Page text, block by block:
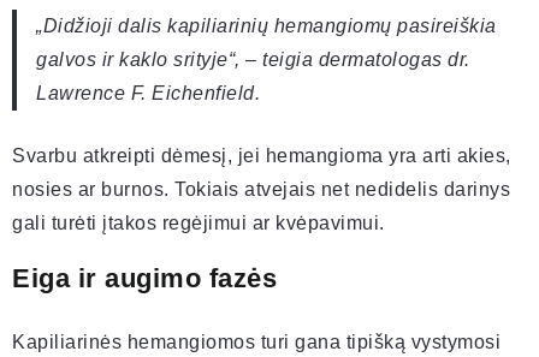
„Didžioji dalis kapiliarinių hemangiomų pasireiškia
galvos ir kaklo srityje“, – teigia dermatologas dr.
Lawrence F. Eichenfield.
Svarbu atkreipti dėmesį, jei hemangioma yra arti akies,
nosies ar burnos. Tokiais atvejais net nedidelis darinys
gali turėti įtakos regėjimui ar kvėpavimui.
Eiga ir augimo fazės
Kapiliarinės hemangiomos turi gana tipišką vystymosi